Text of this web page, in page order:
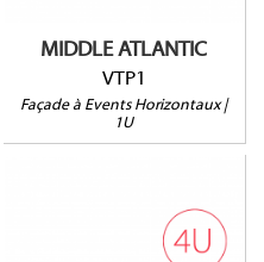
MIDDLE ATLANTIC
VTP1
Façade à Events Horizontaux |
1U